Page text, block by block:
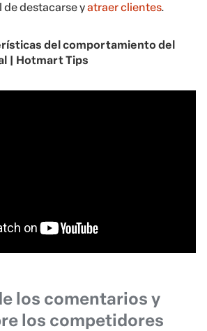
destacarse yatraer clientes.
del comportamiento del
| Hotmart Tips
los comentarios y
los competidores